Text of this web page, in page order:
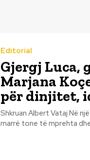
Editorial
Gjergj Luca,
Marjana
për dinjitet,
Shkruan Albert Vataj Në një kohë kur debati mbi gjuhën, identitetin dhe përfaqësimin publik ka
marrë tone të mprehta